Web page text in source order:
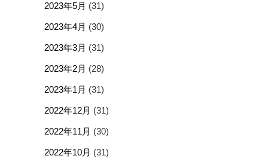
2023年5月 (31)
2023年4月 (30)
2023年3月 (31)
2023年2月 (28)
2023年1月 (31)
2022年12月 (31)
2022年11月 (30)
2022年10月 (31)